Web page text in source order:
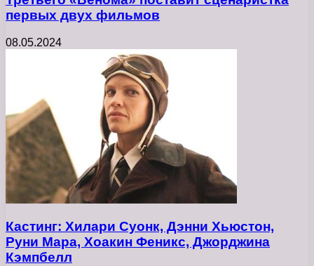
первых двух фильмов
08.05.2024
Кастинг: Хилари Суонк, Дэнни Хьюстон,
Руни Мара, Хоакин Феникс, Джорджина
Кэмпбелл